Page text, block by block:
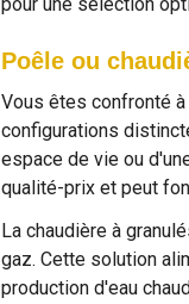
Poêle ou
Vous êtes confronté
configurations
espace de vie ou
qualité-prix et peut
La chaudière à
gaz. Cette solution
production d'eau